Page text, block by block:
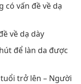
vấn đề về dạ
về dạ dày
để làn da được
trở lên – Người